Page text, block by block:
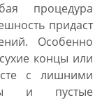
процедура
придаст
Особенно
концы или
с лишними
и пустые